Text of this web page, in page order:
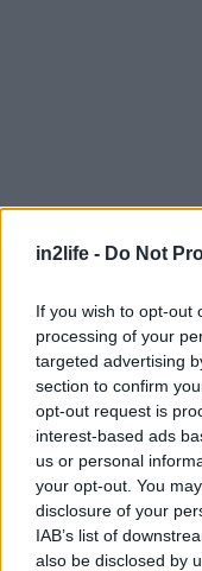
in2life - Do Not
If you wish to opt-out
processing of your
targeted advertising
section to confirm
opt-out request is
interest-based ads
us or personal
your opt-out. You
disclosure of your
IAB’s list of
also be disclosed by